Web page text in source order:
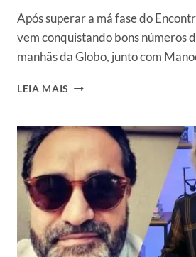
Após superar a má fase do
vem conquistando bons números
manhãs da Globo, junto com
LEIA MAIS PATRÍCIA
A
SOBRE
BOATOS
DE
BRIGAS
COM
MANOEL
SOARES: